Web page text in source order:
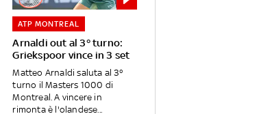
Arnaldi out al 3° turno:
Griekspoor vince in 3 set
ATP MONTREAL
Matteo Arnaldi saluta al 3°
turno il Masters 1000 di
Montreal. A vincere in
rimonta è l'olandese...